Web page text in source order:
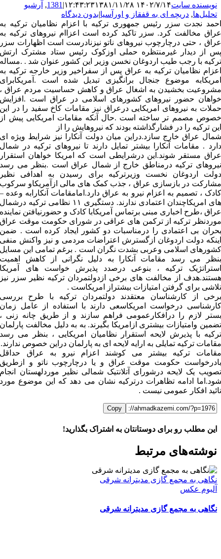
نویسنده سایت۱۴۰۲/۷/۱۴ ۱۲:۴۳:۲۳ ۱۳۸۱/۱۱/۲۸ |
1381
, آرشیو
تحلیل‌ها, دریچه ای به قفقاز و اورآسیا|بدون دیدگاه
احمد نجدت سزر رئیس جمهوری ترکیه با اعزام نظامیان ترکیه به
عراق مخالفت کرد. سزر تاکید کرده است اعزاام نیروهای ترکیه به
عراق ، حتی درچارچوب نیروهای ناتو نیزنادرست است اظهارات سزر
پس از دیدار غیرمنتظره حملی اوزکوک رئیس ستاد مشترک ارتش
ترکیه با رجب طیب اردوغان نخسن وزیر این کشور عنوان شد . .مساله
اعزام نظامیان ترکیه به عراق پس از سفراخیر وزیر خارجه ترکیه به
امریکابه موضوع جنجال برانگیزی تبدیل شده است .آمریکابرای
مشروعیت بخشیدن به اشغال عراق و کاهش حساسیت مردم عراق ،
خواهان حضور نیروهای کشورهای اسلامی در عراق است .افزایش
حملات به نیروهای امریکایی درعراق نیز مقامات کاخ سفید را در این
خصوص مصمم تر ساخته است .حال آنکه مقامات امریکایی پیش از
این ترکیه را در فشارگذاشته بودند که نیروهایش را از
شمال عراق خارج سازد.دراین میان دولت آنکارا نیز شرایط ویژه ای
دارد . مقامات آنکارا بیشتر تمایل دارند تا نیروهای ترکیه در شمال
عراق مستقر شوند.این درشرایطی است که امریکا خواهان استقرار
نیروهای ترکیه درمناطق خارج از شمال عراق است .بنظر می رسد
دولت اردوغان نخست وزیرترکیه برای رسیدن به اهدافی نظیر
مشارکت در بازسازی عراق ، جذب کمک های مالی ازآمریکاو سرکوب
کادک ، تصمیم به اعزام نیرو به عراق دارد.امامقامات آنکارابه وعده –
های امریکاچندان اعتمادی ندارند. دستگیری ۱۱ نظامی ترکیه درشمال
عراق ،طرح اخباری مبنی برتماس آمریکابا کادک و حضورنیافتن نماینده
موردنظر ترکیه از ترکمن های عراقی در شورای حکومت موقت عراق
بحران بی اعتمادی را درمناسبات دو کشور ایجاد کرده است . ضمن
اینکه دولت اردوغان ازگسترش اعتراضات مردمی و نیز واکنش منفی
کشورهای اسلامی وعربی بشدت نگران است . برغم تمامی این مسایل
بنظر می رسد مقامات آنکارا به دلیل نگرانی از کاهش اهمیت
استراتژیک ترکیه ، بنوعی درصدد پذیرش خواست های آمریکا
هستند.هدف از مخالفت های برخی ازدولتمردان ترکیه نظیر سزر نیز
تلاشی برای گرفتن امتیازات بیشتراز امریکاست .
برخی از کارشناسان معتقدند دولتمردان ترکیه با طرح بررسی
کارشناسی درخواست امریکاسعی دارند با استفاده از عامل زمان
بستر لازم را درافکارعمومی فراهم سازند و از طریق چانه زنی ،
تضمین وامتیازات بیشتری ازامریکا بگیرند. به به دلیل مخالفت پارلمان
ترکیه با پذیرش لایحه استقرار نظامیان امریکایی ، بنظر می رسد
مقامات ترکیه تمایلی به ارایه لایحه ای به پارلمان دراین خصوص ندارند.
مقامات ترکیه بیشتر می کوشند اعزام نیرو به عراق حداقل
بادرخواست حکومت موقت عراق و یا درچارچوب ناتو و ازطریق
تصویب یک لایحه درشورای آتلانتیک شمالی نظیر موردلهستان انجام
شود.اما ادامه تظاهرات درترکیه نشان می دهد که این موضوع مورد
تائید افکار عمومی نیست .
Copy
این مطلب رو برای دوستانتان به اشتراک بگذارید!
FacebookX
LinkedIn
WhatsApp
Telegram
ایمیل
نوشته‌‌های مرتبط
نگاهی به مجمع گازی مدیترانه شرقی
آلبوم عکس
نگاهی به مجمع گازی مدیترانه شرقی